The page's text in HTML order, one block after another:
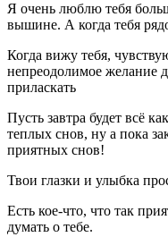
Я очень люблю тебя
вышине. А когда тебя
Когда вижу тебя,
непреодолимое желание
приласкать
Пусть завтра будет всё
теплых снов, ну а пока
приятных снов!
Твои глазки и улыбка
Есть кое-что, что так
думать о тебе.